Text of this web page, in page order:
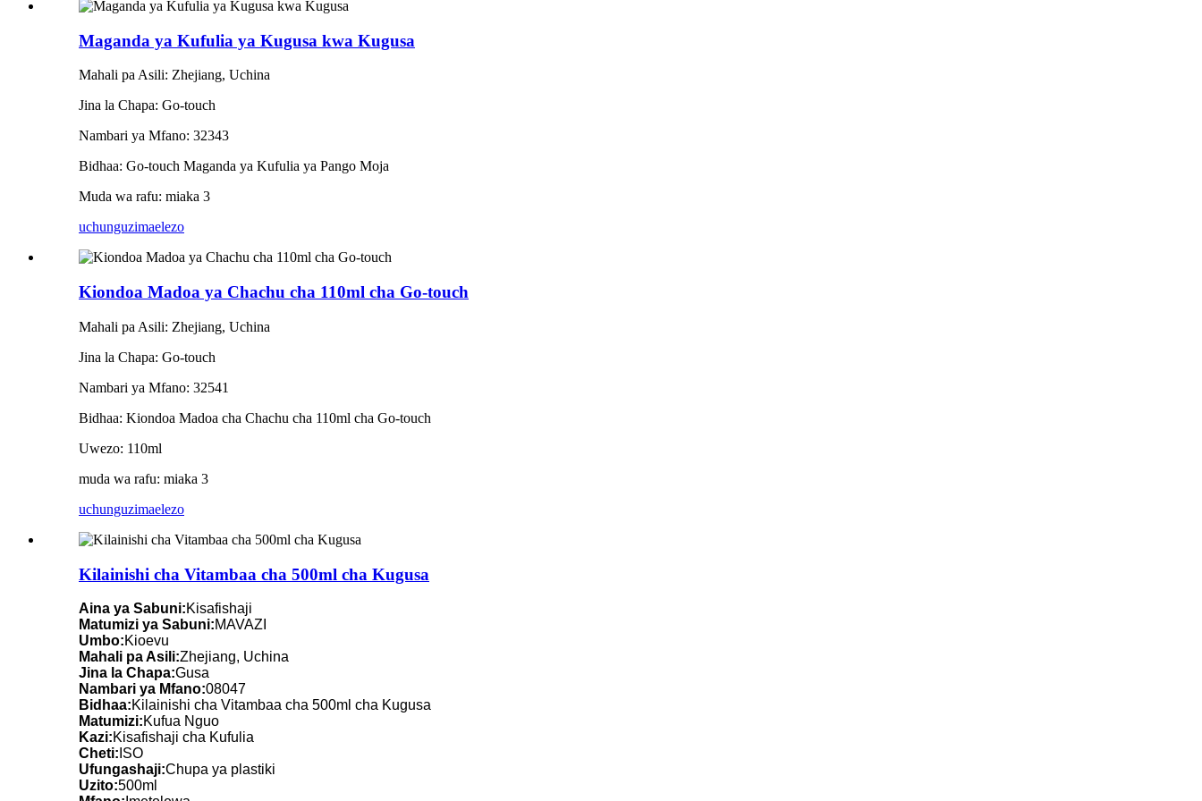
Maganda ya Kufulia ya Kugusa kwa Kugusa
Mahali pa Asili: Zhejiang, Uchina
Jina la Chapa: Go-touch
Nambari ya Mfano: 32343
Bidhaa: Go-touch Maganda ya Kufulia ya Pango Moja
Muda wa rafu: miaka 3
uchunguzimaelezo
Kiondoa Madoa ya Chachu cha 110ml cha Go-touch
Mahali pa Asili: Zhejiang, Uchina
Jina la Chapa: Go-touch
Nambari ya Mfano: 32541
Bidhaa: Kiondoa Madoa cha Chachu cha 110ml cha Go-touch
Uwezo: 110ml
muda wa rafu: miaka 3
uchunguzimaelezo
Kilainishi cha Vitambaa cha 500ml cha Kugusa
Aina ya Sabuni:Kisafishaji
Matumizi ya Sabuni:MAVAZI
Umbo:Kioevu
Mahali pa Asili:Zhejiang, Uchina
Jina la Chapa:Gusa
Nambari ya Mfano:08047
Bidhaa:Kilainishi cha Vitambaa cha 500ml cha Kugusa
Matumizi:Kufua Nguo
Kazi:Kisafishaji cha Kufulia
Cheti: ISO
Ufungashaji:Chupa ya plastiki
Uzito:500ml